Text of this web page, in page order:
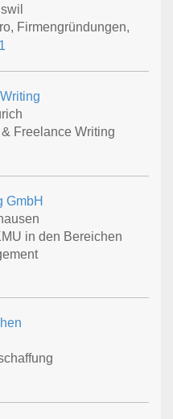
Firmengründungen,
Freelance Writing
GmbH
in den Bereichen